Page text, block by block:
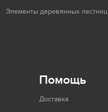
Элементы деревянных лестниц
Помощь
Доставка